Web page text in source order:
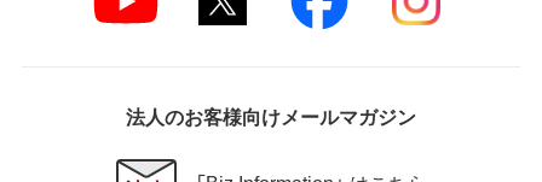
法人のお客様向けメールマガジン